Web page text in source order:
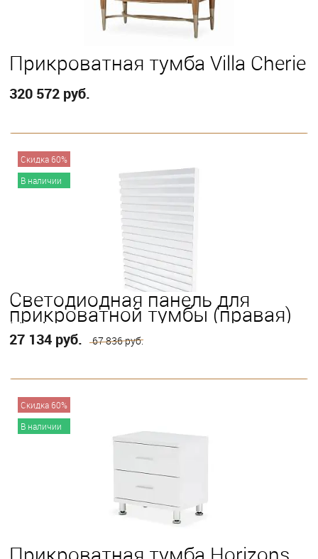
Прикроватная тумба Villa Cherie
320 572 руб.
Скидка 60%
В наличии
Светодиодная панель для
прикроватной тумбы (правая)
Horizons
27 134 руб. 67 836 руб.
Скидка 60%
В наличии